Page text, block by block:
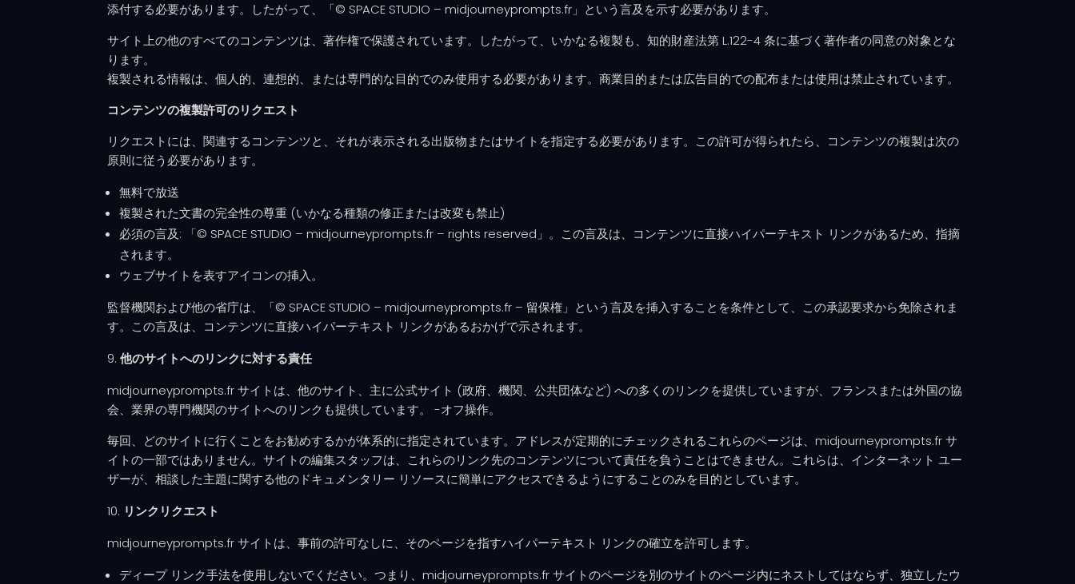
添付する必要があります。したがって、「© SPACE STUDIO – midjourneyprompts.fr」という言及を示す必要があります。
サイト上の他のすべてのコンテンツは、著作権で保護されています。したがって、いかなる複製も、知的財産法第 L.122-4 条に基づく著作者の同意の対象とな
ります。
複製される情報は、個人的、連想的、または専門的な目的でのみ使用する必要があります。商業目的または広告目的での配布または使用は禁止されています。
コンテンツの複製許可のリクエスト
リクエストには、関連するコンテンツと、それが表示される出版物またはサイトを指定する必要があります。この許可が得られたら、コンテンツの複製は次の
原則に従う必要があります。
無料で放送
複製された文書の完全性の尊重 (いかなる種類の修正または改変も禁止)
必須の言及: 「© SPACE STUDIO – midjourneyprompts.fr – rights reserved」。この言及は、コンテンツに直接ハイパーテキスト リンクがあるため、指摘
されます。
ウェブサイトを表すアイコンの挿入。
監督機関および他の省庁は、「© SPACE STUDIO – midjourneyprompts.fr – 留保権」という言及を挿入することを条件として、この承認要求から免除されま
す。この言及は、コンテンツに直接ハイパーテキスト リンクがあるおかげで示されます。
他のサイトへのリンクに対する責任
midjourneyprompts.fr サイトは、他のサイト、主に公式サイト (政府、機関、公共団体など) への多くのリンクを提供していますが、フランスまたは外国の協
会、業界の専門機関のサイトへのリンクも提供しています。 -オフ操作。
毎回、どのサイトに行くことをお勧めするかが体系的に指定されています。アドレスが定期的にチェックされるこれらのページは、midjourneyprompts.fr サ
イトの一部ではありません。サイトの編集スタッフは、これらのリンク先のコンテンツについて責任を負うことはできません。これらは、インターネット ユー
ザーが、相談した主題に関する他のドキュメンタリー リソースに簡単にアクセスできるようにすることのみを目的としています。
リンクリクエスト
midjourneyprompts.fr サイトは、事前の許可なしに、そのページを指すハイパーテキスト リンクの確立を許可します。
ディープ リンク手法を使用しないでください。つまり、midjourneyprompts.fr サイトのページを別のサイトのページ内にネストしてはならず、独立したウ